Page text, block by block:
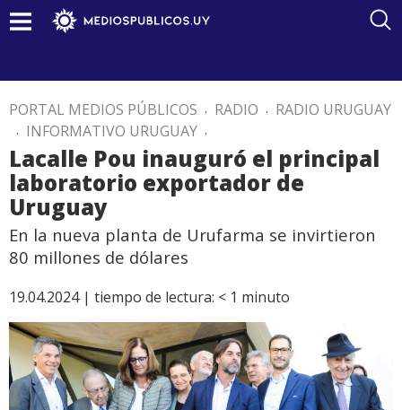
PORTAL MEDIOS PÚBLICOS . RADIO . RADIO URUGUAY
. INFORMATIVO URUGUAY .
Lacalle Pou inauguró el principal
laboratorio exportador de
Uruguay
En la nueva planta de Urufarma se invirtieron
80 millones de dólares
19.04.2024 | tiempo de lectura: < 1 minuto